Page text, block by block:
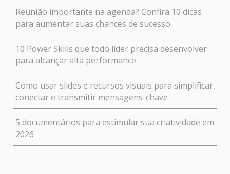
Reunião importante na agenda? Confira 10 dicas
para aumentar suas chances de sucesso
10 Power Skills que todo líder precisa desenvolver
para alcançar alta performance
Como usar slides e recursos visuais para simplificar,
conectar e transmitir mensagens-chave
5 documentários para estimular sua criatividade em
2026